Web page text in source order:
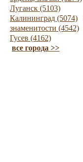
Луганск (5103)
Калининград (5074)
знаменитости (4542)
Гусев (4162)
все города >>